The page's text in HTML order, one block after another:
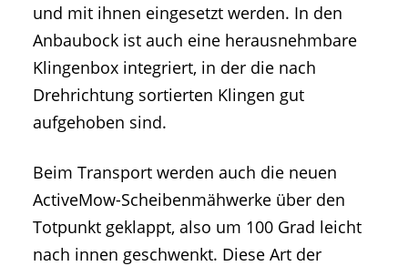
und mit ihnen eingesetzt werden. In den
Anbaubock ist auch eine herausnehmbare
Klingenbox integriert, in der die nach
Drehrichtung sortierten Klingen gut
aufgehoben sind.
Beim Transport werden auch die neuen
ActiveMow-Scheibenmähwerke über den
Totpunkt geklappt, also um 100 Grad leicht
nach innen geschwenkt. Diese Art der